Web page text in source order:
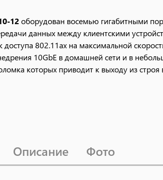
12оборудован восемью гигабитными
данных между клиентскими
802.11ax на максимальной
10GbE в домашней сети и в
которых приводит к выходу из строя
Описание Фото